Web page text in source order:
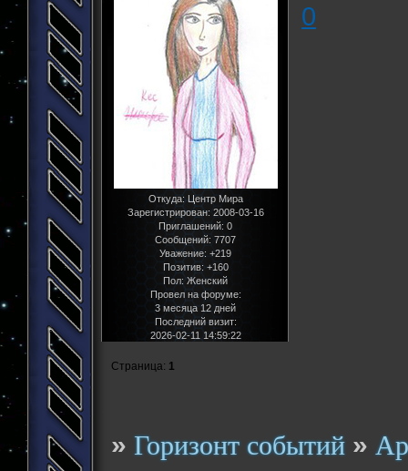
Откуда:Центр Мира
Зарегистрирован: 2008-03-16
Приглашений: 0
Сообщений: 7707
Уважение: +219
Позитив: +160
Пол:Женский
Провел на форуме:
3 месяца 12 дней
Последний визит:
2026-02-11 14:59:22
0
Страница: 1
»Горизонт событий »